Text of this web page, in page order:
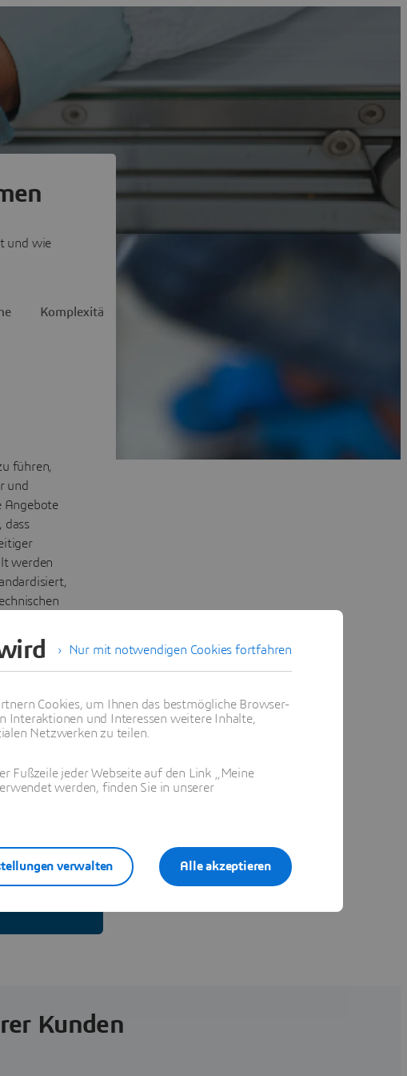
und wie
Komplexität Simulation
führen,
und
Angebote
dass
werden
Kunden
Nur mit notwendigen Cookies fortfahren
Cookies, um Ihnen das bestmögliche Browser-
Interaktionen und Interessen weitere Inhalte,
Netzwerken zu teilen.
Fußzeile jeder Webseite auf den Link „Meine
werden, finden Sie in unserer
Alle akzeptieren
verwalten